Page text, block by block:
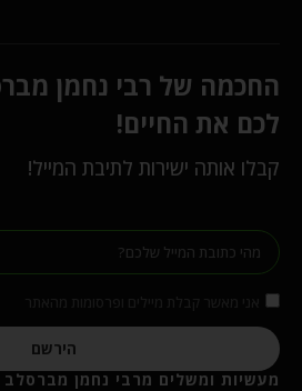
החכמה של רבי נחמן
לכם את החיים!
קבלו אותה ישירות לתיבת המייל!
הירשם
מעשיות ומשלים מרבי נחמן מברסלב